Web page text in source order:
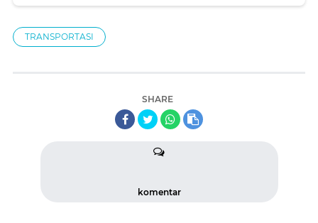
TRANSPORTASI
SHARE
komentar